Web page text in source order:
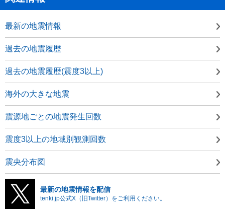
最新の地震情報
過去の地震履歴
過去の地震履歴(震度3以上)
海外の大きな地震
震源地ごとの地震発生回数
震度3以上の地域別観測回数
震央分布図
最新の地震情報を配信
tenki.jp公式X（旧Twitter）をご利用ください。